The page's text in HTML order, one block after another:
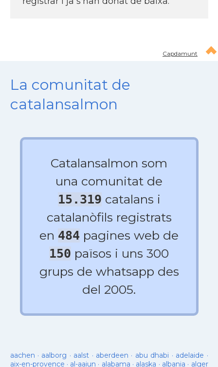
Capdamunt
La comunitat de
catalansalmon
Catalansalmon som
una comunitat de
15.319 catalans i
catalanòfils registrats
en 484 pagines web de
150 països i uns 300
grups de whatsapp des
del 2005.
aachen · aalborg · aalst · aberdeen · abu dhabi · adelaide ·
aix-en-provence · al-aaiun · alabama · alaska · albania · alger